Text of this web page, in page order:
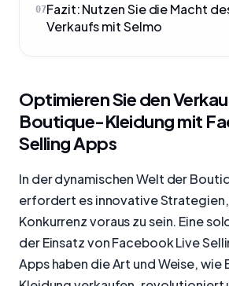
07Fazit: Nutzen Sie die Macht
Verkaufs mit Selmo
Optimieren Sie den
Boutique-Kleidung mit
Selling Apps
In der dynamischen Welt der
erfordert es innovative
Konkurrenz voraus zu sein. Eine
der Einsatz von Facebook Live
Apps haben die Art und Weise, wie